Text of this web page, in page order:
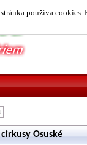
používa
Osuské